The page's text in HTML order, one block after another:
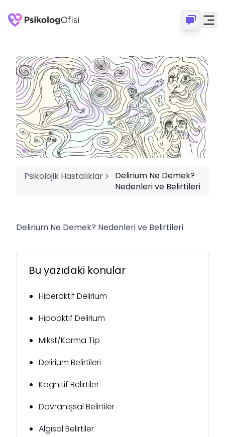
Psikolojik Hastalıklar
Delirium Ne Demek?
Nedenleri ve Belirtileri
Delirium Ne Demek? Nedenleri ve Belirtileri
Bu yazıdaki konular
Hiperaktif Delirium
Hipoaktif Delirium
Mikst/Karma Tip
Delirium Belirtileri
Kognitif Belirtiler
Davranışsal Belirtiler
Algısal Belirtiler